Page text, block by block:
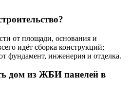
от площади, основания и
идёт сборка конструкций;
фундамент, инженерия и отделка.
дом из ЖБИ панелей в